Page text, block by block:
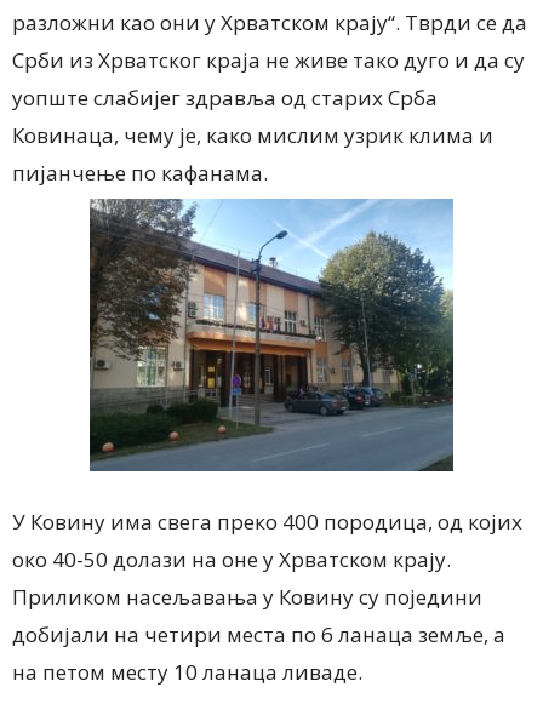
разложни као они у Хрватском крају“. Тврди се да
Срби из Хрватског краја не живе тако дуго и да су
уопште слабијег здравља од старих Срба
Ковинаца, чему је, како мислим узрик клима и
пијанчење по кафанама.
У Ковину има свега преко 400 породица, од којих
око 40-50 долази на оне у Хрватском крају.
Приликом насељавања у Ковину су поједини
добијали на четири места по 6 ланаца земље, а
на петом месту 10 ланаца ливаде.